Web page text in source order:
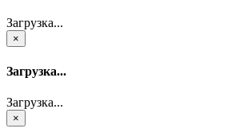
Загрузка...
×
Загрузка...
Загрузка...
×